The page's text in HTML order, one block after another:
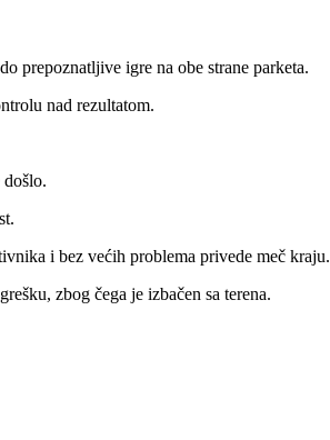
prepoznatljive igre na obe strane parketa.
nad rezultatom.
i bez većih problema privede meč kraju.
zbog čega je izbačen sa terena.